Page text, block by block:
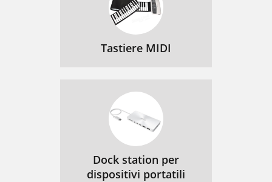
Tastiere MIDI
Dock station per
dispositivi portatili